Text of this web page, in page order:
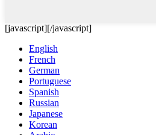
[javascript][/javascript]
English
French
German
Portuguese
Spanish
Russian
Japanese
Korean